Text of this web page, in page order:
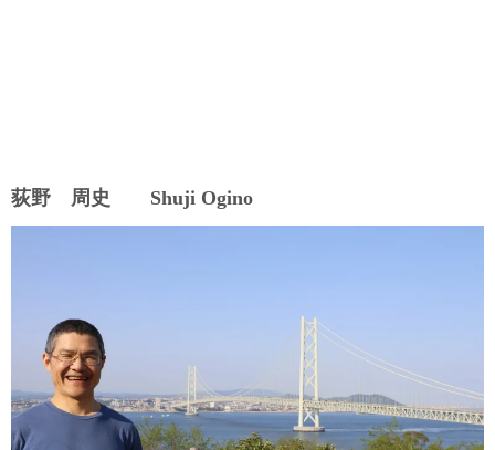
荻野 周史 Shuji Ogino